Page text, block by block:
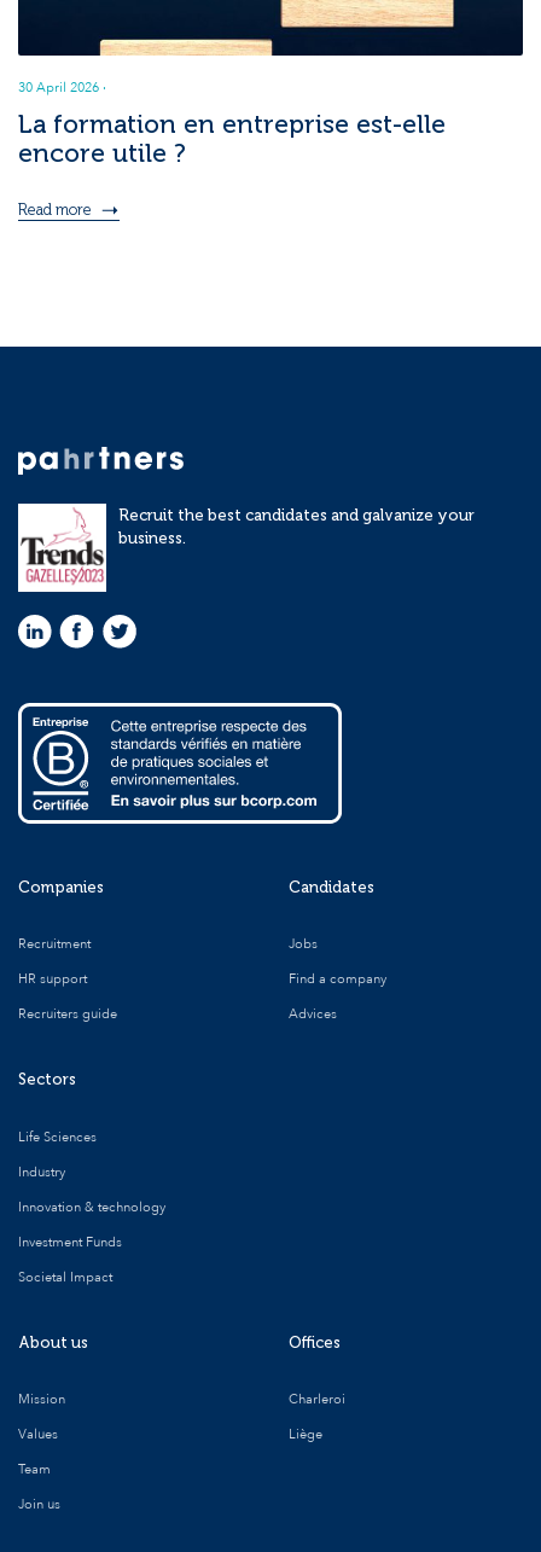
30 April 2026 ·
La formation en entreprise est-elle
encore utile ?
Read more
Recruit the best candidates and galvanize your
business.
Companies
Recruitment
HR support
Recruiters guide
Sectors
Life Sciences
Industry
Innovation & technology
Investment Funds
Societal Impact
Candidates
Jobs
Find a company
Advices
About us
Mission
Values
Team
Join us
Offices
Charleroi
Liège